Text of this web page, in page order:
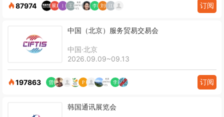
87974 订阅
中国（北京）服务贸易交易会
中国·北京
2026.09.09~09.13
197863 订阅
韩国通讯展览会